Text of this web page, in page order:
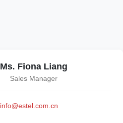
Ms. Fiona Liang
Sales Manager
info@estel.com.cn